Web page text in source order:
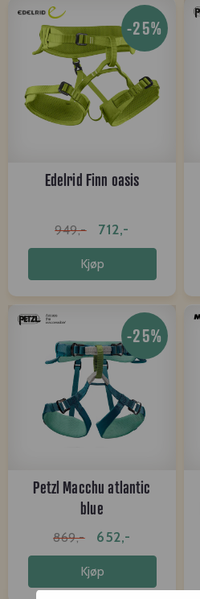
-25%
Edelrid Finn oasis
949,- 712,-
Kjøp
-25%
Petzl Macchu atlantic
blue
869,- 652,-
Kjøp